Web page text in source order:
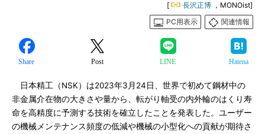
[ 長沢正博 ，MONOist]
PC用表示
関連情報
Share Post LINE Hatena
日本精工（NSK）は2023年3月24日、世界で初めて鋼材中の
非金属介在物の大きさや量から、転がり軸受の内外輪のはくり寿
命を高精度に予測する技術を確立したことを発表した。ユーザー
の機械メンテナンス頻度の低減や機械の小型化への貢献が期待さ